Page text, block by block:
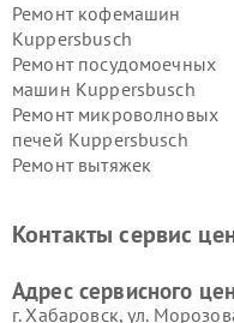
Ремонт кофемашин
Kuppersbusch
Ремонт посудомоечных
машин Kuppersbusch
Ремонт микроволновых
печей Kuppersbusch
Ремонт вытяжек
Kuppersbusch
Ремонт сушильных
Контакты сервис
Адрес сервисного
г. Хабаровск, ул.